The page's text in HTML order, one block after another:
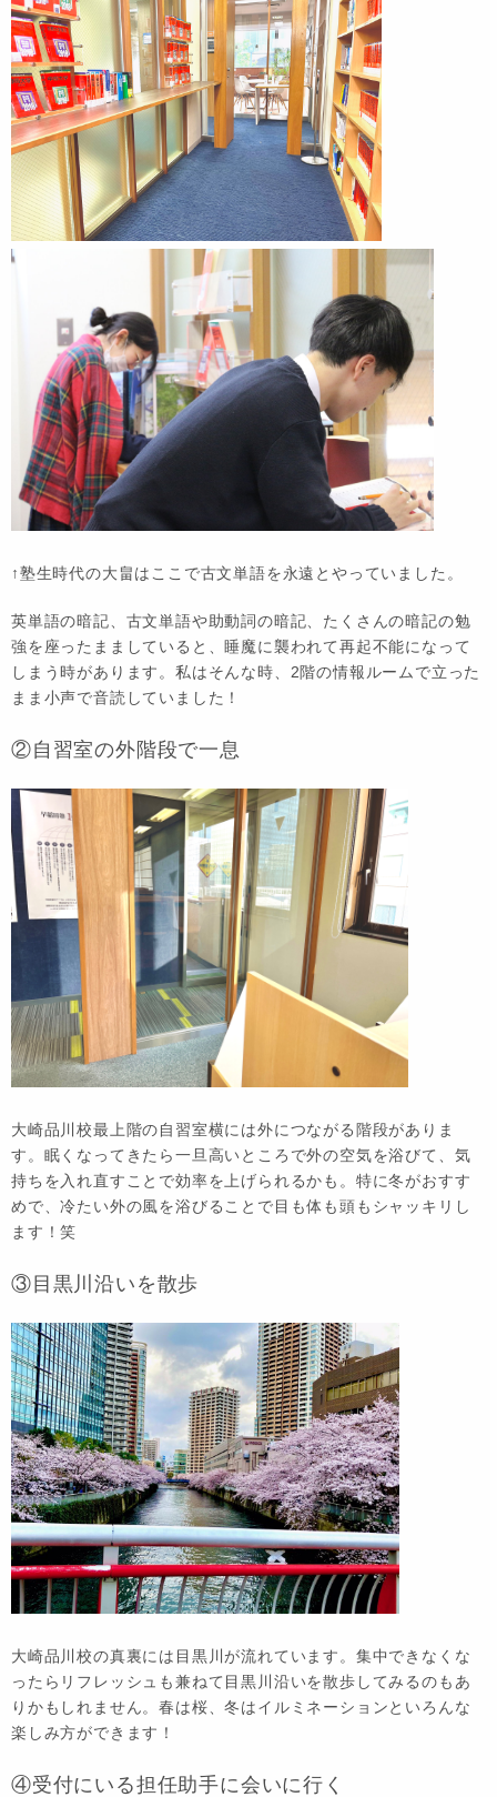
↑塾生時代の大畠はここで古文単語を永遠とやっていました。
英単語の暗記、古文単語や助動詞の暗記、たくさんの暗記の勉
強を座ったまましていると、睡魔に襲われて再起不能になって
しまう時があります。私はそんな時、2階の情報ルームで立った
まま小声で音読していました！
②自習室の外階段で一息
大崎品川校最上階の自習室横には外につながる階段がありま
す。眠くなってきたら一旦高いところで外の空気を浴びて、気
持ちを入れ直すことで効率を上げられるかも。特に冬がおすす
めで、冷たい外の風を浴びることで目も体も頭もシャッキリし
ます！笑
③目黒川沿いを散歩
大崎品川校の真裏には目黒川が流れています。集中できなくな
ったらリフレッシュも兼ねて目黒川沿いを散歩してみるのもあ
りかもしれません。春は桜、冬はイルミネーションといろんな
楽しみ方ができます！
④受付にいる担任助手に会いに行く